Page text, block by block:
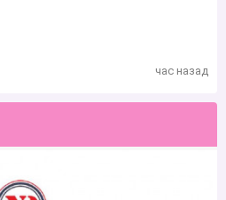
час назад